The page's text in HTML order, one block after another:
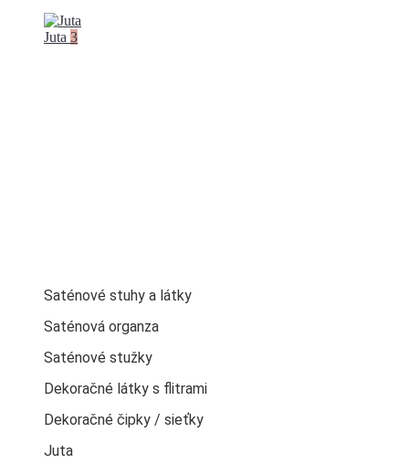
Juta 3
Saténové stuhy a látky
Saténová organza
Saténové stužky
Dekoračné látky s flitrami
Dekoračné čipky / sieťky
Juta